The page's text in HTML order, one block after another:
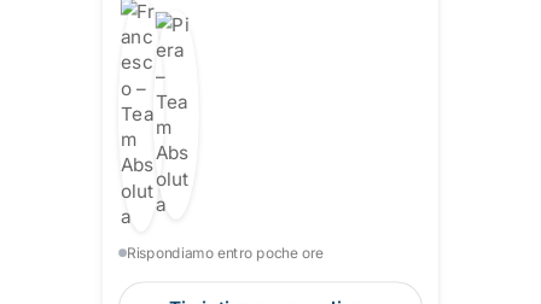
Rispondiamo entro poche ore